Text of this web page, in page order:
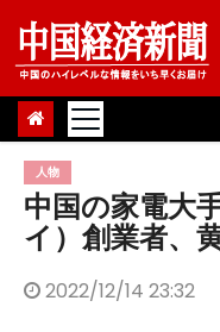
Skip
content
人物
中国の家電大
イ）創業者、
2022/12/14 23:32